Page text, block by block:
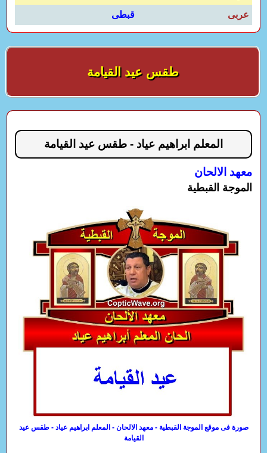
عربى
قبطى
طقس عيد القيامة
المعلم ابراهيم عياد - طقس عيد القيامة
معهد الالحان
الموجة القبطية
صورة فى موقع الموجة القبطية - معهد الالحان - المعلم ابراهيم عياد - طقس عيد
القيامة